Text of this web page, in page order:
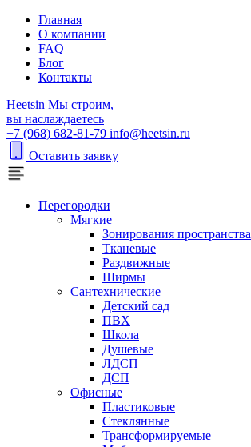
Главная
О компании
FAQ
Блог
Контакты
Heetsin Мы строим,
вы наслаждаетесь
+7 (968) 682-81-79 info@heetsin.ru
Оставить заявку
Перегородки
Мягкие
Зонирования пространства
Тканевые
Раздвижные
Ширмы
Сантехнические
Детский сад
ПВХ
Школа
Душевые
ЛДСП
ДСП
Офисные
Пластиковые
Стеклянные
Трансформируемые